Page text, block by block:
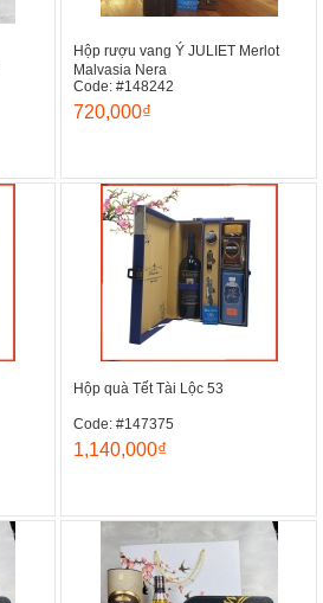
Hộp rượu vang Ý JULIET Merlot
Malvasia Nera
Code: #148242
720,000₫
Hộp quà Tết Tài Lộc 53
Code: #147375
1,140,000₫